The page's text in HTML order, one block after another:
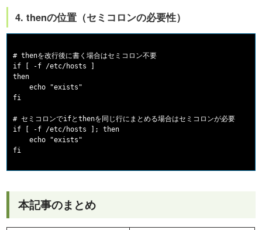
4. thenの位置（セミコロンの必要性）
# thenを改行後に書く場合はセミコロン不要
if [ -f /etc/hosts ]
then
    echo "exists"
fi
# セミコロンでifとthenを同じ行にまとめる場合はセミコロンが必要
if [ -f /etc/hosts ]; then
    echo "exists"
本記事のまとめ